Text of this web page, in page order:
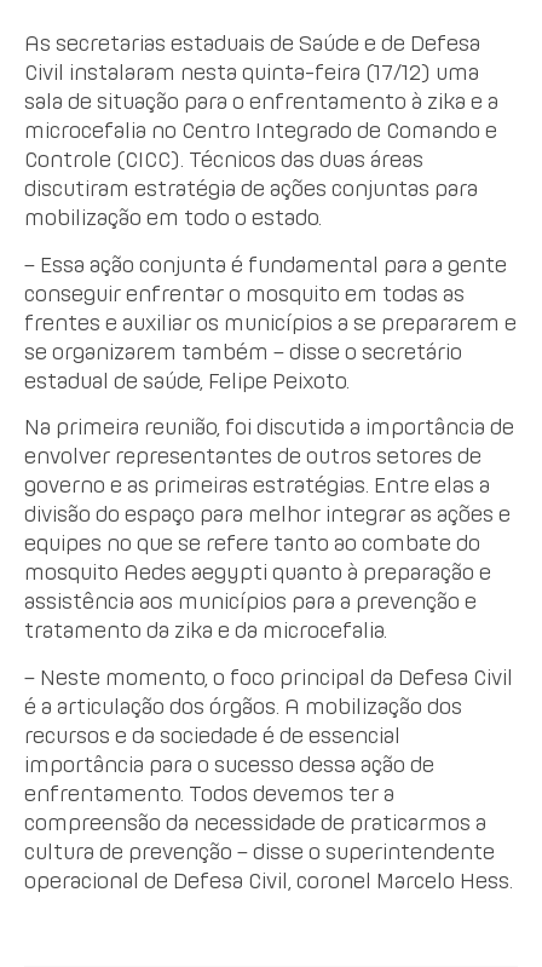
As secretarias estaduais de Saúde e de Defesa
Civil instalaram nesta quinta-feira (17/12) uma
sala de situação para o enfrentamento à zika e a
microcefalia no Centro Integrado de Comando e
Controle (CICC). Técnicos das duas áreas
discutiram estratégia de ações conjuntas para
mobilização em todo o estado.
– Essa ação conjunta é fundamental para a gente
conseguir enfrentar o mosquito em todas as
frentes e auxiliar os municípios a se prepararem e
se organizarem também – disse o secretário
estadual de saúde, Felipe Peixoto.
Na primeira reunião, foi discutida a importância de
envolver representantes de outros setores de
governo e as primeiras estratégias. Entre elas a
divisão do espaço para melhor integrar as ações e
equipes no que se refere tanto ao combate do
mosquito Aedes aegypti quanto à preparação e
assistência aos municípios para a prevenção e
tratamento da zika e da microcefalia.
– Neste momento, o foco principal da Defesa Civil
é a articulação dos órgãos. A mobilização dos
recursos e da sociedade é de essencial
importância para o sucesso dessa ação de
enfrentamento. Todos devemos ter a
compreensão da necessidade de praticarmos a
cultura de prevenção – disse o superintendente
operacional de Defesa Civil, coronel Marcelo Hess.